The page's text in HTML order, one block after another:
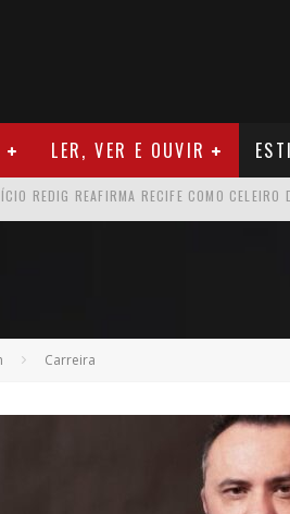
LER, VER E OUVIR
REGRAS DO SEGURO DE SAÚDE PODE
VICTOR GONÇALVES COM SEU MAU
QUE ASSISTIR NO STREAMING
VICE-PRESIDENTE DA GM NA AMÉRICA DO
Carreira